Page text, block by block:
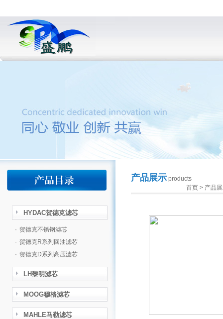
HYDAC贺德克滤芯
· 贺德克不锈钢滤芯
· 贺德克R系列回油滤芯
· 贺德克D系列高压滤芯
LH黎明滤芯
MOOG穆格滤芯
MAHLE马勒滤芯
产品展示products
首页> 产品